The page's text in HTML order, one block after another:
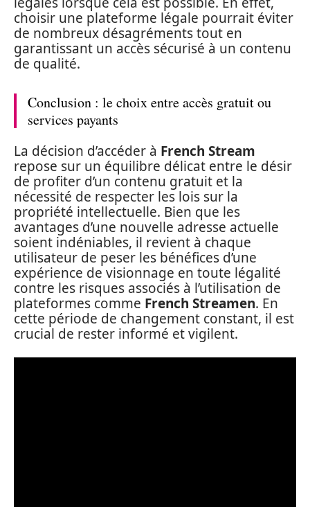
choisir une plateforme légale pourrait éviter
de nombreux désagréments tout en
garantissant un accès sécurisé à un contenu
de qualité.
Conclusion : le choix entre accès gratuit ou
services payants
La décision d’accéder à French Stream
repose sur un équilibre délicat entre le désir
de profiter d’un contenu gratuit et la
nécessité de respecter les lois sur la
propriété intellectuelle. Bien que les
avantages d’une nouvelle adresse actuelle
soient indéniables, il revient à chaque
utilisateur de peser les bénéfices d’une
expérience de visionnage en toute légalité
contre les risques associés à l’utilisation de
plateformes comme French Streamen. En
cette période de changement constant, il est
crucial de rester informé et vigilent.